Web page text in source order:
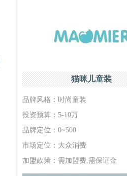
猫咪儿童装
品牌风格： 时尚童装
投资预算： 5-10万
品牌定位： 0~500
市场定位： 大众消费
加盟政策： 需加盟费,需保证金